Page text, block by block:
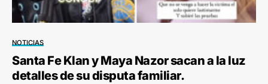
NOTICIAS
Santa Fe Klan y Maya Nazor sacan a la luz
detalles de su disputa familiar.